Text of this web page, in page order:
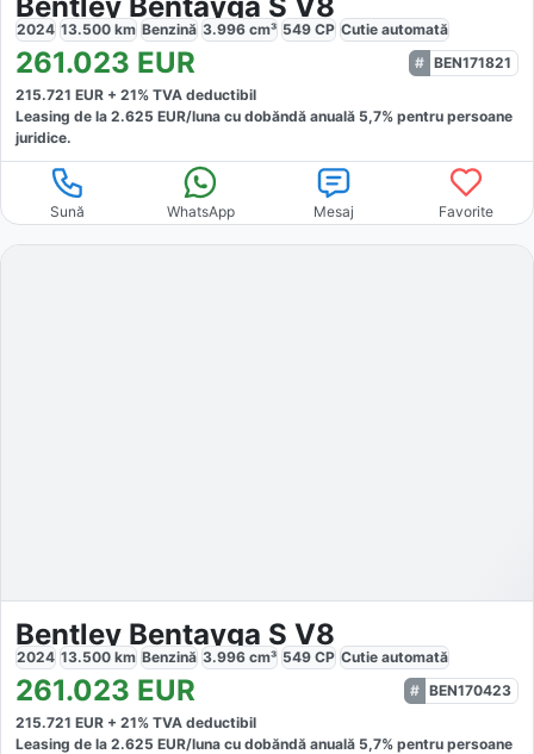
2024 13.500 km Benzină 3.996 cm³ 549 CP Cutie automată
261.023 EUR
BEN171821
215.721 EUR + 21% TVA deductibil
Leasing de la 2.625 EUR/luna cu dobăndă anuală 5,7% pentru persoane
juridice.
Sună WhatsApp Mesaj Favorite
Bentley Bentayga S V8
2024 13.500 km Benzină 3.996 cm³ 549 CP Cutie automată
261.023 EUR
BEN170423
215.721 EUR + 21% TVA deductibil
Leasing de la 2.625 EUR/luna cu dobăndă anuală 5,7% pentru persoane